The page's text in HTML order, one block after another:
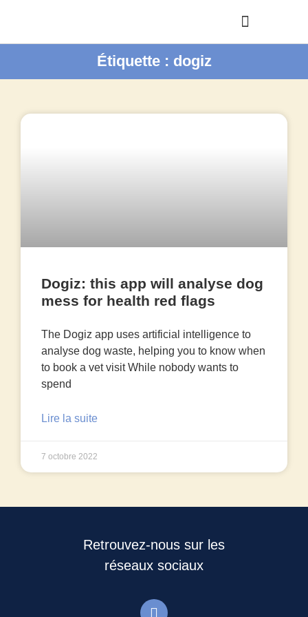
Étiquette : dogiz
Dogiz: this app will analyse dog
mess for health red flags
The Dogiz app uses artificial intelligence to
analyse dog waste, helping you to know when
to book a vet visit While nobody wants to
spend
Lire la suite
7 octobre 2022
Retrouvez-nous sur les
réseaux sociaux